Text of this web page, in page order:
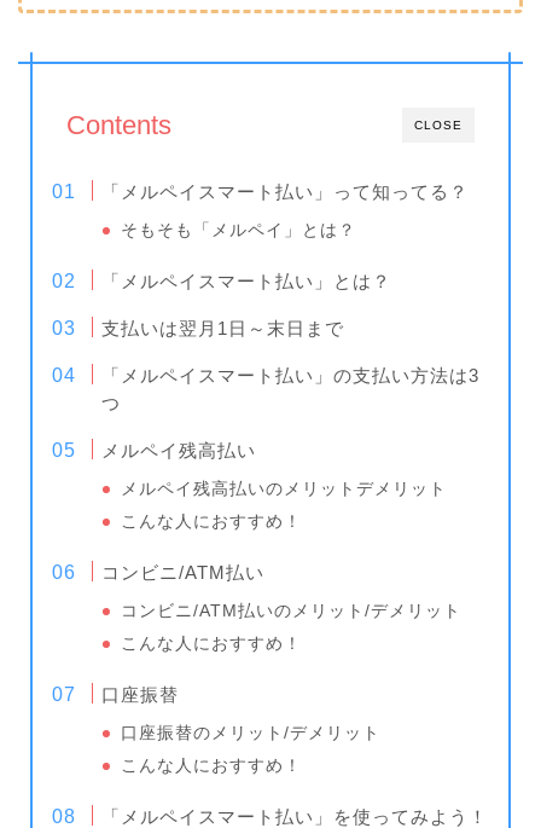
CLOSE
Contents
「メルペイスマート払い」って知ってる？
そもそも「メルペイ」とは？
「メルペイスマート払い」とは？
支払いは翌月1日～末日まで
「メルペイスマート払い」の支払い方法は3
つ
メルペイ残高払い
メルペイ残高払いのメリットデメリット
こんな人におすすめ！
コンビニ/ATM払い
コンビニ/ATM払いのメリット/デメリット
こんな人におすすめ！
口座振替
口座振替のメリット/デメリット
こんな人におすすめ！
「メルペイスマート払い」を使ってみよう！